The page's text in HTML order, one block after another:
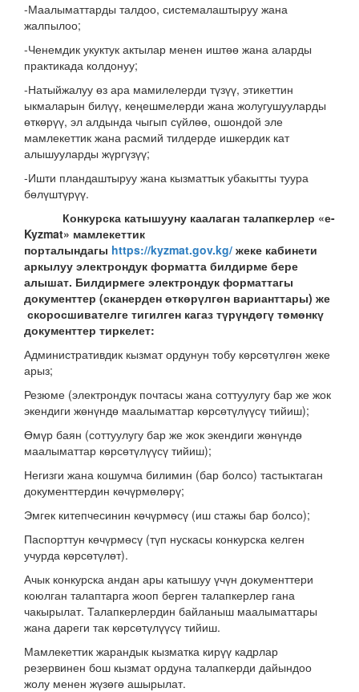
-Маалыматтарды талдоо, системалаштыруу жана
жалпылоо;
-Ченемдик укуктук актылар менен иштөө жана аларды
практикада колдонуу;
-Натыйжалуу өз ара мамилелерди түзүү, этикеттин
ыкмаларын билүү, кеңешмелерди жана жолугушууларды
өткөрүү, эл алдында чыгып сүйлөө, ошондой эле
мамлекеттик жана расмий тилдерде ишкердик кат
алышууларды жүргүзүү;
-Ишти пландаштыруу жана кызматтык убакытты туура
бөлүштүрүү.
Конкурска катышууну каалаган талапкерлер «е-
Kyzmat» мамлекеттик
порталындагы https://kyzmat.gov.kg/ жеке кабинети
аркылуу электрондук форматта билдирме бере
алышат. Билдирмеге электрондук форматтагы
документтер (сканерден өткөрүлгөн варианттары) же
скоросшивателге тигилген кагаз түрүндөгү төмөнкү
документтер тиркелет:
Административдик кызмат ордунун тобу көрсөтүлгөн жеке
арыз;
Резюме (электрондук почтасы жана соттуулугу бар же жок
экендиги жөнүндө маалыматтар көрсөтүлүүсү тийиш);
Өмүр баян (соттуулугу бар же жок экендиги жөнүндө
маалыматтар көрсөтүлүүсү тийиш);
Негизги жана кошумча билимин (бар болсо) тастыктаган
документтердин көчүрмөлөрү;
Эмгек китепчесинин көчүрмөсү (иш стажы бар болсо);
Паспорттун көчүрмөсү (түп нускасы конкурска келген
учурда көрсөтүлөт).
Ачык конкурска андан ары катышуу үчүн документтери
коюлган талаптарга жооп берген талапкерлер гана
чакырылат. Талапкерлердин байланыш маалыматтары
жана дареги так көрсөтүлүүсү тийиш.
Мамлекеттик жарандык кызматка кирүү кадрлар
резервинен бош кызмат ордуна талапкерди дайындоо
жолу менен жүзөгө ашырылат.